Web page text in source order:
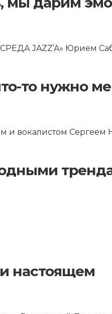
JAZZ’A» Юрием
то нужно
и вокалистом Сергеем
настоящем